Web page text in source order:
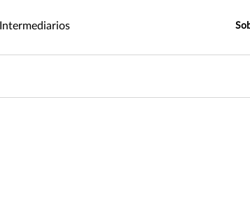
Intermediarios